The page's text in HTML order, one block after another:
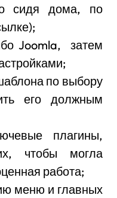
сидя дома, по
Joomla, затем
по выбору
его должным
плагины,
чтобы могла
работа;
меню и главных